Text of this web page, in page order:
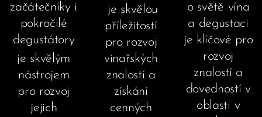
začátečníky i
pokročilé
degustátory
je skvělým
nástrojem
pro rozvoj
jejich
je skvělou
příležitostí
pro rozvoj
vinařských
znalostí a
získání
cenných
o světě vína
a degustaci
je klíčové pro
rozvoj
znalostí a
dovedností v
oblasti v